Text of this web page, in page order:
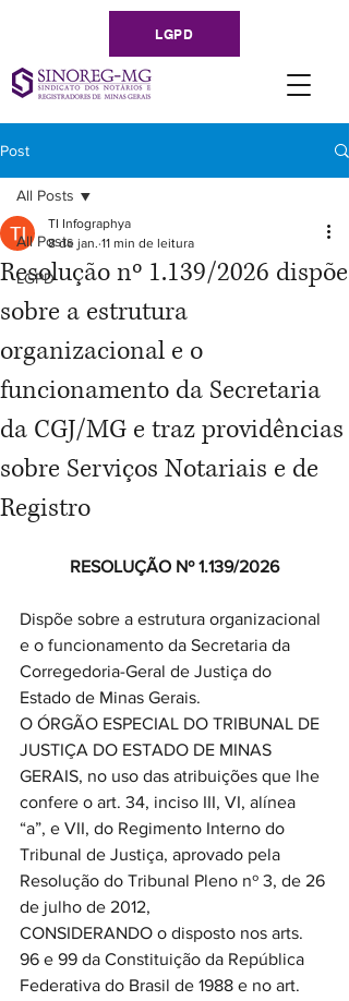
LGPD
Post
All Posts
LGPD
All Posts
Resolução nº 1.139/2026 dispõe
sobre a estrutura
organizacional e o
funcionamento da Secretaria
da CGJ/MG e traz providências
sobre Serviços Notariais e de
Registro
TI Infographya
8 de jan. 11 min de leitura
RESOLUÇÃO Nº 1.139/2026
Dispõe sobre a estrutura organizacional
e o funcionamento da Secretaria da
Corregedoria-Geral de Justiça do
Estado de Minas Gerais.
O ÓRGÃO ESPECIAL DO TRIBUNAL DE
JUSTIÇA DO ESTADO DE MINAS
GERAIS, no uso das atribuições que lhe
confere o art. 34, inciso III, VI, alínea
“a”, e VII, do Regimento Interno do
Tribunal de Justiça, aprovado pela
Resolução do Tribunal Pleno nº 3, de 26
de julho de 2012,
CONSIDERANDO o disposto nos arts.
96 e 99 da Constituição da República
Federativa do Brasil de 1988 e no art.